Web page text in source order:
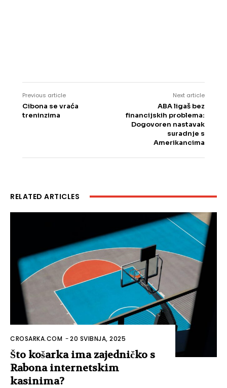
Previous article
Cibona se vraća
treninzima
Next article
ABA ligaš bez
financijskih problema:
Dogovoren nastavak
suradnje s
Amerikancima
RELATED ARTICLES
CROSARKA.COM -20 SVIBNJA, 2025
Što košarka ima zajedničko s
Rabona internetskim
kasinima?